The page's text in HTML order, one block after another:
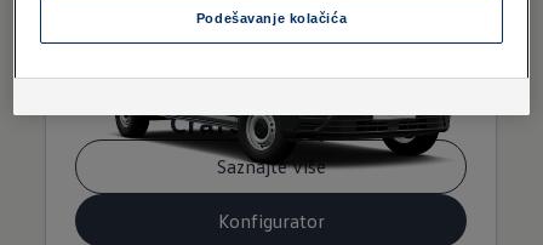
Crafter Furgon
Saznajte više
Konfigurator
Podešavanje kolačića